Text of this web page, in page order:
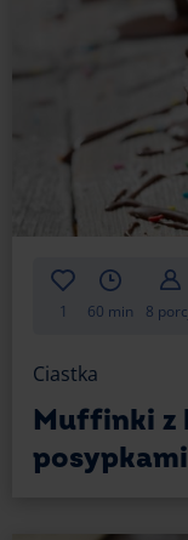
1 60 min 8
Ciastka
Muffinki z
posypkami